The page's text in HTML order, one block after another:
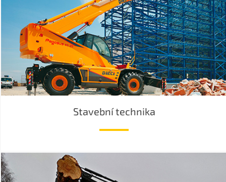
Stavební technika